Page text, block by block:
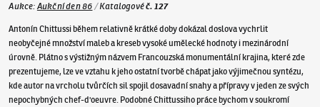
Aukce: Aukční den 86 /Katalogovéč.127
Antonín Chittussi během relativně krátké doby dokázal doslova vychrlit
neobyčejné množství maleb a kreseb vysoké umělecké hodnoty i mezinárodní
úrovně. Plátno s výstižným názvem Francouzská monumentální krajina, které zde
prezentujeme, lze ve vztahu k jeho ostatní tvorbě chápat jako výjimečnou syntézu,
kde autor na vrcholu tvůrčích sil spojil dosavadní snahy a přípravy v jeden ze svých
nepochybných chef-d'oeuvre. Podobné Chittussiho práce bychom v soukromí